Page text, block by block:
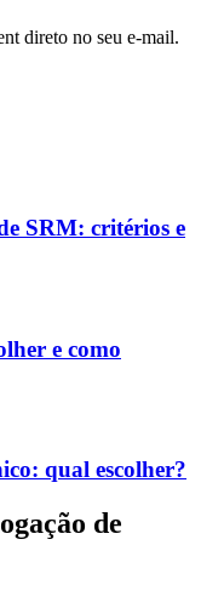
direto no seu e-mail.
SRM: critérios e
e como
qual escolher?
de